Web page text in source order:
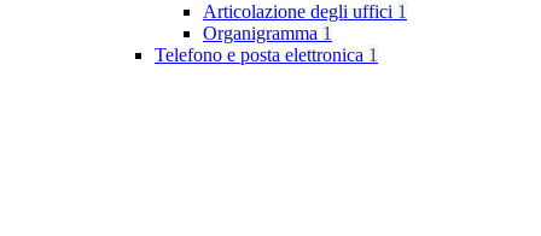
Articolazione degli uffici 1
Organigramma 1
Telefono e posta elettronica 1